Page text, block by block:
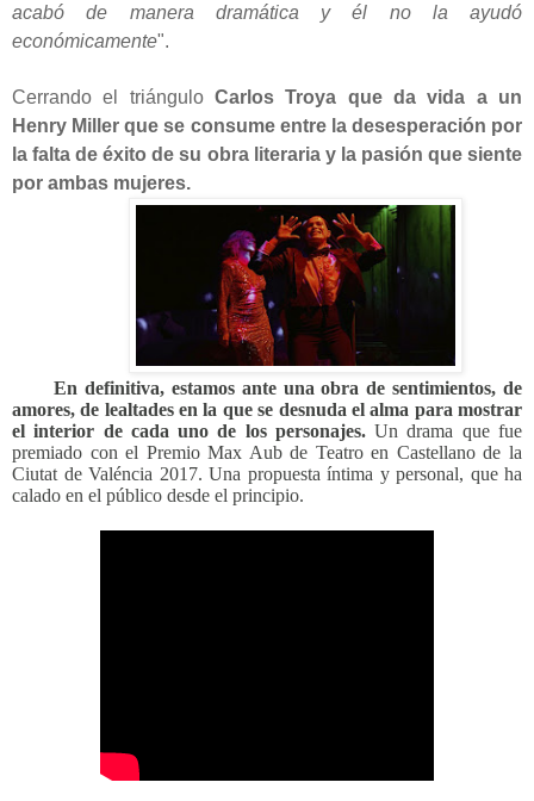
acabó de manera dramática y él no la ayudó
económicamente".
Cerrando el triángulo Carlos Troya que da vida a un
Henry Miller que se consume entre la desesperación por
la falta de éxito de su obra literaria y la pasión que siente
por ambas mujeres.
En definitiva, estamos ante una obra de sentimientos, de
amores, de lealtades en la que se desnuda el alma para mostrar
el interior de cada uno de los personajes.Un drama que fue
premiado con el Premio Max Aub de Teatro en Castellano de la
Ciutat de Valéncia 2017. Una propuesta íntima y personal, que ha
calado en el público desde el principio.